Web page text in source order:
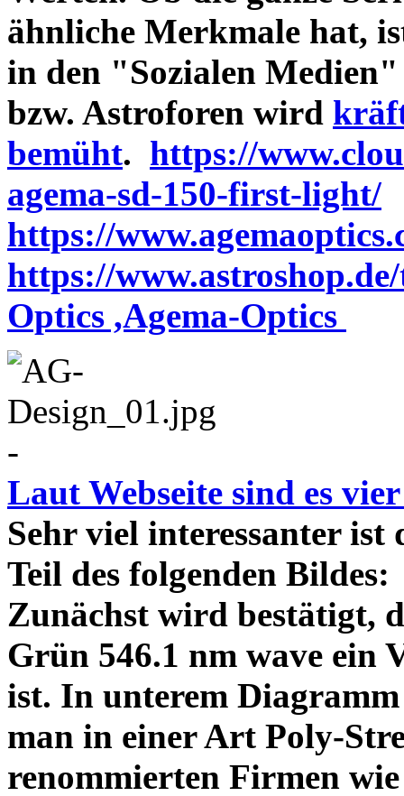
ähnliche Merkmale hat,
in den "Sozialen Medien"
bzw. Astroforen wird
bemüht. https://
agema-sd-150-first-light/
https://
https://
Optics ,Agema-Optics
-
Laut Webseite sind es
Sehr viel interessanter
Teil des folgenden
Zunächst wird bestätigt,
Grün 546.1 nm wave ein
ist. In unterem
man in einer Art Poly-
renommierten Firmen